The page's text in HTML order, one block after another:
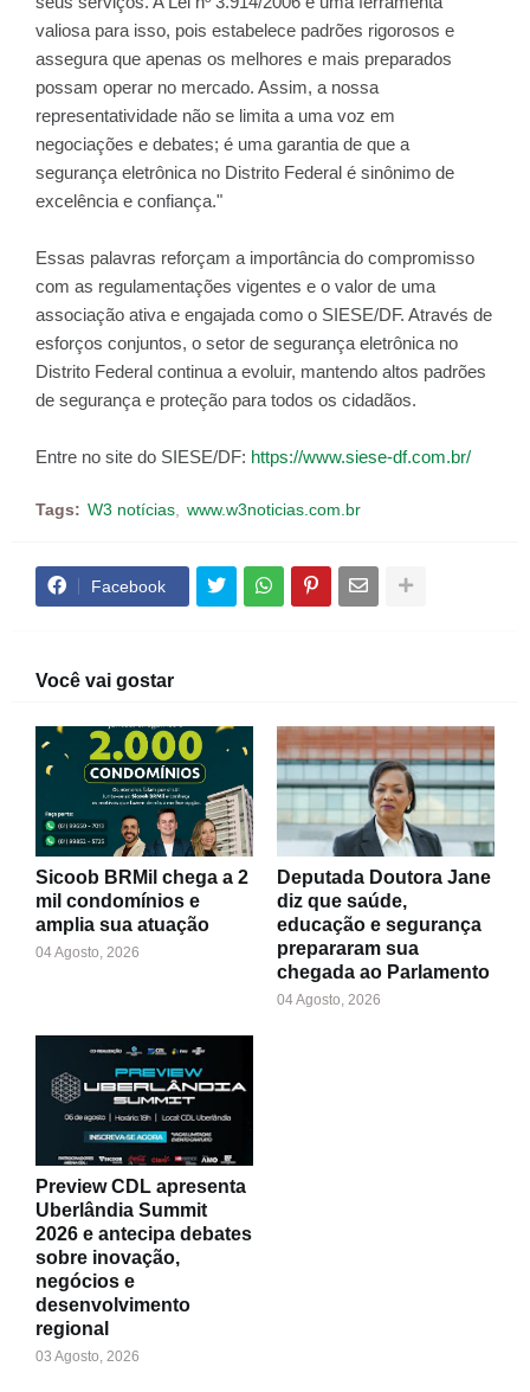
valiosa para isso, pois estabelece padrões rigorosos e
assegura que apenas os melhores e mais preparados
possam operar no mercado. Assim, a nossa
representatividade não se limita a uma voz em
negociações e debates; é uma garantia de que a
segurança eletrônica no Distrito Federal é sinônimo de
excelência e confiança."
Essas palavras reforçam a importância do compromisso
com as regulamentações vigentes e o valor de uma
associação ativa e engajada como o SIESE/DF. Através de
esforços conjuntos, o setor de segurança eletrônica no
Distrito Federal continua a evoluir, mantendo altos padrões
de segurança e proteção para todos os cidadãos.
Entre no site do SIESE/DF: https://www.siese-df.com.br/
Tags: W3 notícias www.w3noticias.com.br
Facebook
Você vai gostar
Sicoob BRMil chega a 2
mil condomínios e
amplia sua atuação
04 Agosto, 2026
Deputada Doutora Jane
diz que saúde,
educação e segurança
prepararam sua
chegada ao Parlamento
04 Agosto, 2026
Preview CDL apresenta
Uberlândia Summit
2026 e antecipa debates
sobre inovação,
negócios e
desenvolvimento
regional
03 Agosto, 2026